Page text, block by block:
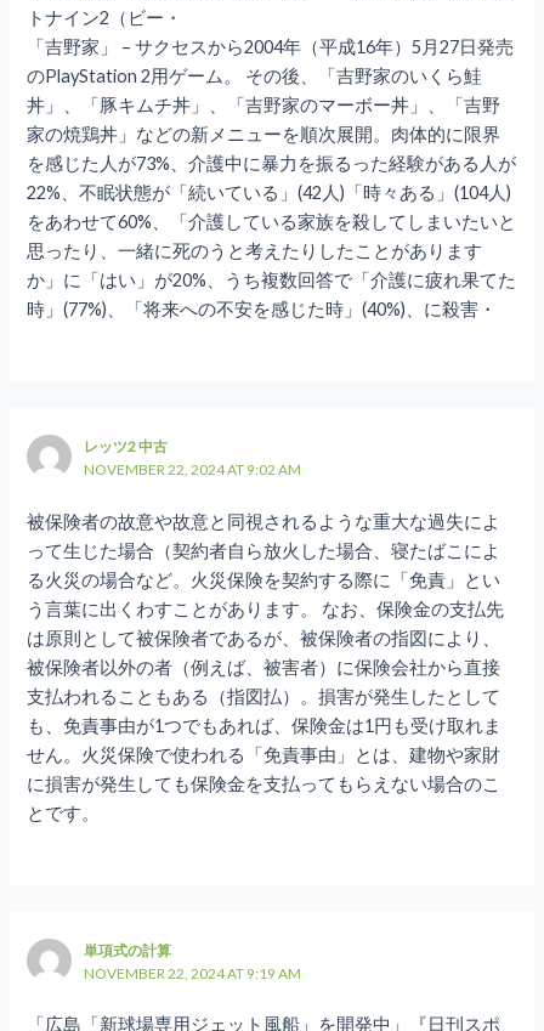
トナイン2（ビー・
「吉野家」 – サクセスから2004年（平成16年）5月27日発売
のPlayStation 2用ゲーム。 その後、「吉野家のいくら鮭
丼」、「豚キムチ丼」、「吉野家のマーボー丼」、「吉野
家の焼鶏丼」などの新メニューを順次展開。肉体的に限界
を感じた人が73%、介護中に暴力を振るった経験がある人が
22%、不眠状態が「続いている」(42人)「時々ある」(104人)
をあわせて60%、「介護している家族を殺してしまいたいと
思ったり、一緒に死のうと考えたりしたことがあります
か」に「はい」が20%、うち複数回答で「介護に疲れ果てた
時」(77%)、「将来への不安を感じた時」(40%)、に殺害・
レッツ2 中古
NOVEMBER 22, 2024 AT 9:02 AM
被保険者の故意や故意と同視されるような重大な過失によ
って生じた場合（契約者自ら放火した場合、寝たばこによ
る火災の場合など。火災保険を契約する際に「免責」とい
う言葉に出くわすことがあります。 なお、保険金の支払先
は原則として被保険者であるが、被保険者の指図により、
被保険者以外の者（例えば、被害者）に保険会社から直接
支払われることもある（指図払）。損害が発生したとして
も、免責事由が1つでもあれば、保険金は1円も受け取れま
せん。火災保険で使われる「免責事由」とは、建物や家財
に損害が発生しても保険金を支払ってもらえない場合のこ
とです。
単項式の計算
NOVEMBER 22, 2024 AT 9:19 AM
「広島「新球場専用ジェット風船」を開発中」『日刊スポ